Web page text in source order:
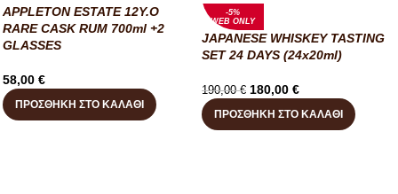
APPLETON ESTATE 12Y.O
RARE CASK RUM 700ml +2
GLASSES
58,00 €
ΠΡΟΣΘΉΚΗ ΣΤΟ ΚΑΛΆΘΙ
-5%
WEB ONLY
JAPANESE WHISKEY TASTING
SET 24 DAYS (24x20ml)
190,00€ 180,00 €
ΠΡΟΣΘΉΚΗ ΣΤΟ ΚΑΛΆΘΙ